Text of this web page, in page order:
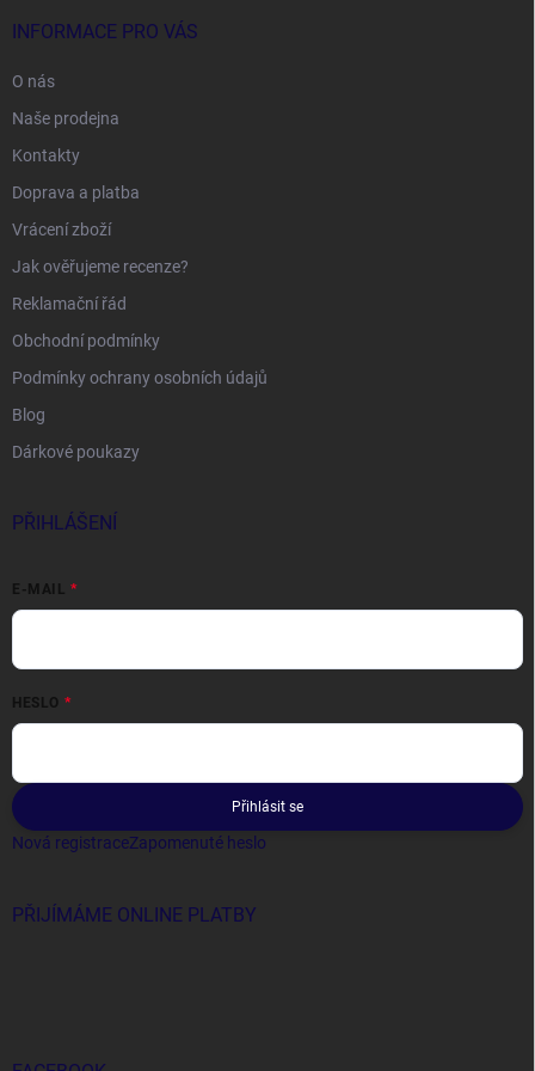
INFORMACE PRO VÁS
O nás
Naše prodejna
Kontakty
Doprava a platba
Vrácení zboží
Jak ověřujeme recenze?
Reklamační řád
Obchodní podmínky
Podmínky ochrany osobních údajů
Blog
Dárkové poukazy
PŘIHLÁŠENÍ
E-MAIL
HESLO
Přihlásit se
Nová registraceZapomenuté heslo
PŘIJÍMÁME ONLINE PLATBY